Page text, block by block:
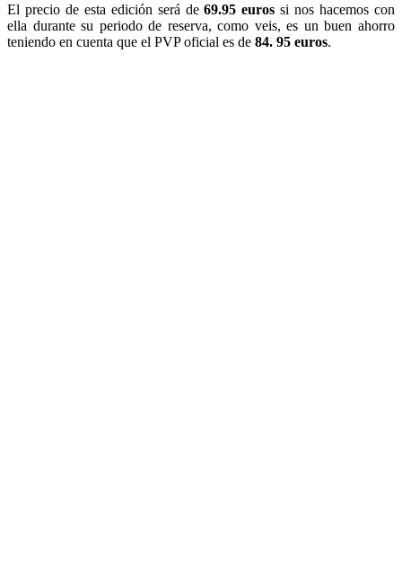
El precio de esta edición será de69.95 euros si nos hacemos con
ella durante su periodo de reserva, como veis, es un buen ahorro
teniendo en cuenta que el PVP oficial es de 84. 95 euros.